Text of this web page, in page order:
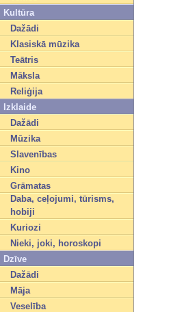
Kultūra
Dažādi
Klasiskā mūzika
Teātris
Māksla
Reliģija
Izklaide
Dažādi
Mūzika
Slavenības
Kino
Grāmatas
Daba, ceļojumi, tūrisms,
hobiji
Kuriozi
Nieki, joki, horoskopi
Dzīve
Dažādi
Māja
Veselība